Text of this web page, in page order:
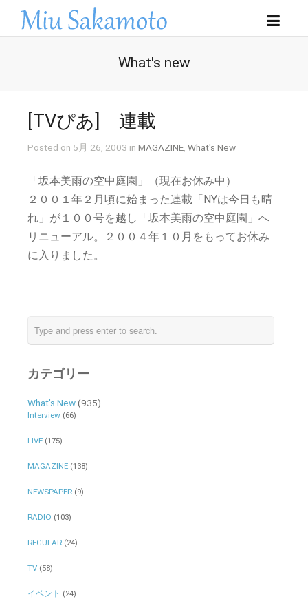
What's new
[TVぴあ] 連載
Posted on 5月 26, 2003 in MAGAZINE, What's New
「坂本美雨の空中庭園」（現在お休み中）
２００１年２月頃に始まった連載「NYは今日も晴
れ」が１００号を越し「坂本美雨の空中庭園」へ
リニューアル。２００４年１０月をもってお休み
に入りました。
カテゴリー
What's New(935)
Interview(66)
LIVE(175)
MAGAZINE(138)
NEWSPAPER(9)
RADIO (103)
REGULAR(24)
TV(58)
イベント (24)